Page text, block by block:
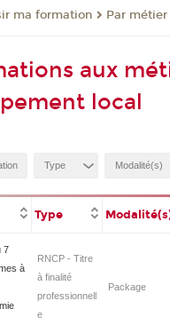
ma formation Par métier
aux
local
Type
7
à
RNCP - Titre
à finalité
professionnell
e
Package